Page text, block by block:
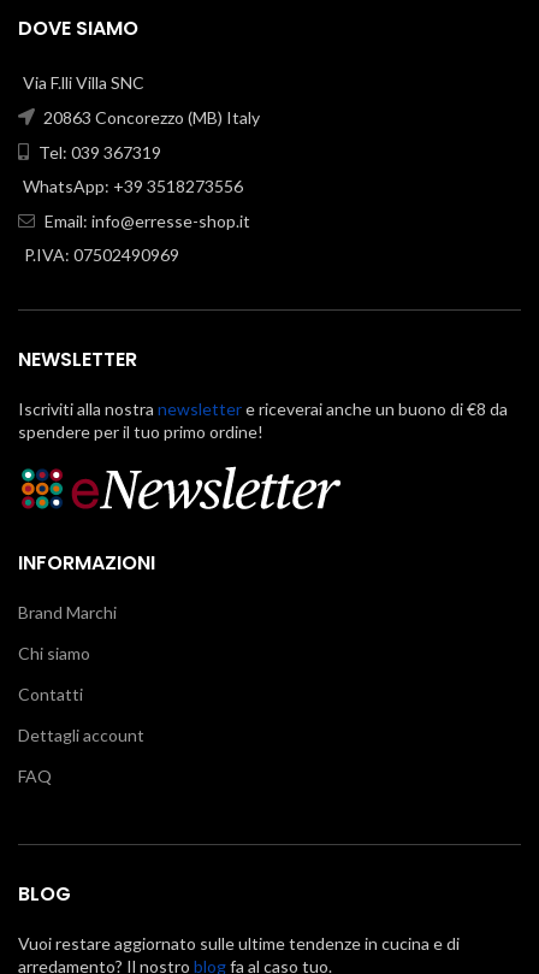
DOVE SIAMO
Via F.lli Villa SNC
20863 Concorezzo (MB) Italy
Tel: 039 367319
WhatsApp: +39 3518273556
Email: info@erresse-shop.it
P.IVA: 07502490969
NEWSLETTER
Iscriviti alla nostra newslettere riceverai anche un buono di €8 da
spendere per il tuo primo ordine!
INFORMAZIONI
Brand Marchi
Chi siamo
Contatti
Dettagli account
FAQ
BLOG
Vuoi restare aggiornato sulle ultime tendenze in cucina e di
arredamento? Il nostro blogfa al caso tuo.